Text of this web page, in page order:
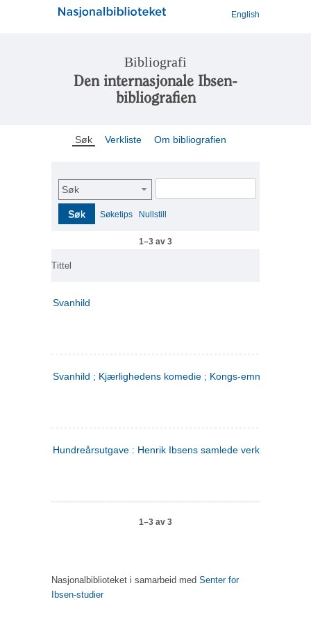
English
Bibliografi
Den internasjonale Ibsen-
bibliografien
Søk Verkliste Om bibliografien
Søk
Søk Søketips Nullstill
1–3 av 3
Tittel
Svanhild
Svanhild ; Kjærlighedens komedie ; Kongs-emnerne
Hundreårsutgave : Henrik Ibsens samlede verker. 4
1–3 av 3
Nasjonalbiblioteket i samarbeid med Senter for
Ibsen-studier